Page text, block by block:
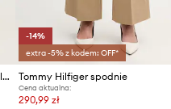
Tommy Hilfiger spodnie z domieszką lnu
-14%
extra -5% z kodem: OFF*
Tommy Hilfiger spodnie
Cena aktualna:
290,99 zł